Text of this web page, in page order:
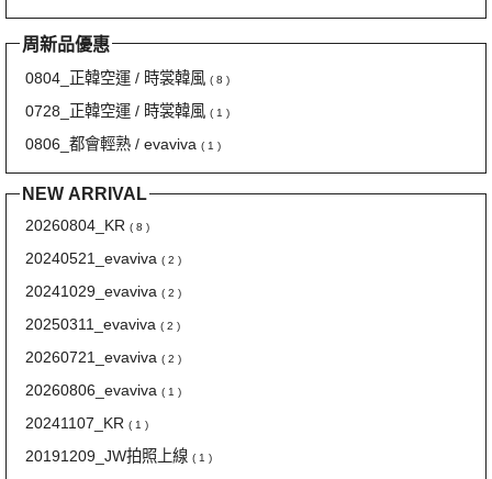
周新品優惠
0804_正韓空運 / 時裳韓風 ( 8 )
0728_正韓空運 / 時裳韓風 ( 1 )
0806_都會輕熟 / evaviva ( 1 )
NEW ARRIVAL
20260804_KR ( 8 )
20240521_evaviva ( 2 )
20241029_evaviva ( 2 )
20250311_evaviva ( 2 )
20260721_evaviva ( 2 )
20260806_evaviva ( 1 )
20241107_KR ( 1 )
20191209_JW拍照上線 ( 1 )